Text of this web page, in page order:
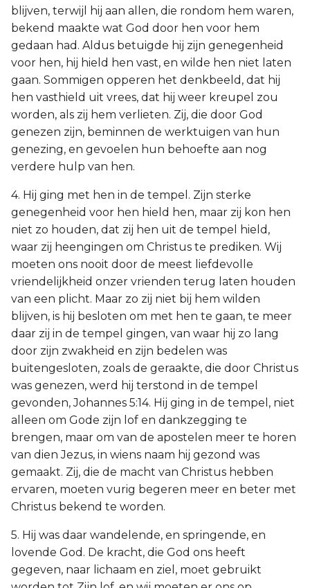
blijven, terwijl hij aan allen, die rondom hem waren,
bekend maakte wat God door hen voor hem
gedaan had. Aldus betuigde hij zijn genegenheid
voor hen, hij hield hen vast, en wilde hen niet laten
gaan. Sommigen opperen het denkbeeld, dat hij
hen vasthield uit vrees, dat hij weer kreupel zou
worden, als zij hem verlieten. Zij, die door God
genezen zijn, beminnen de werktuigen van hun
genezing, en gevoelen hun behoefte aan nog
verdere hulp van hen.
4. Hij ging met hen in de tempel. Zijn sterke
genegenheid voor hen hield hen, maar zij kon hen
niet zo houden, dat zij hen uit de tempel hield,
waar zij heengingen om Christus te prediken. Wij
moeten ons nooit door de meest liefdevolle
vriendelijkheid onzer vrienden terug laten houden
van een plicht. Maar zo zij niet bij hem wilden
blijven, is hij besloten om met hen te gaan, te meer
daar zij in de tempel gingen, van waar hij zo lang
door zijn zwakheid en zijn bedelen was
buitengesloten, zoals de geraakte, die door Christus
was genezen, werd hij terstond in de tempel
gevonden, Johannes 5:14. Hij ging in de tempel, niet
alleen om Gode zijn lof en dankzegging te
brengen, maar om van de apostelen meer te horen
van dien Jezus, in wiens naam hij gezond was
gemaakt. Zij, die de macht van Christus hebben
ervaren, moeten vurig begeren meer en beter met
Christus bekend te worden.
5. Hij was daar wandelende, en springende, en
lovende God. De kracht, die God ons heeft
gegeven, naar lichaam en ziel, moet gebruikt